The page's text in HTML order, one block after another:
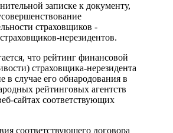
записке к документу,
страховщиков -
нерезидентов.
что рейтинг финансовой
страховщика-нерезидента
в случае его обнародования в
рейтинговых агентств
сайтах соответствующих
соответствующего договора